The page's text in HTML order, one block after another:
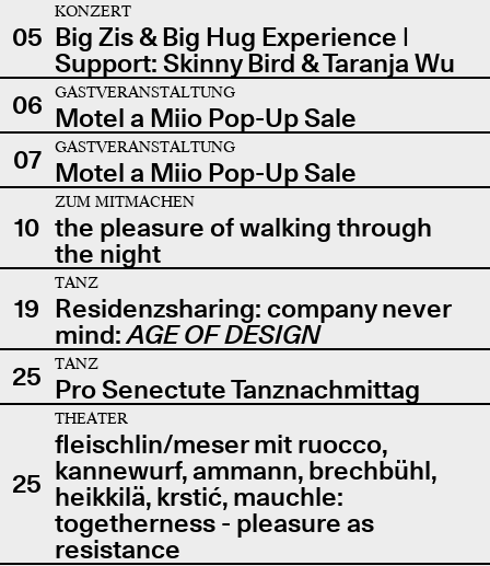
05
KONZERT
Big Zis & Big Hug Experience |
Support: Skinny Bird & Taranja Wu
06
GASTVERANSTALTUNG
Motel a Miio Pop-Up Sale
07
GASTVERANSTALTUNG
Motel a Miio Pop-Up Sale
10
ZUM MITMACHEN
the pleasure of walking through
the night
19
TANZ
Residenzsharing: company never
mind:AGE OF DESIGN
25
TANZ
Pro Senectute Tanznachmittag
25
THEATER
fleischlin/meser mit ruocco,
kannewurf, ammann, brechbühl,
heikkilä, krstić, mauchle:
togetherness - pleasure as
resistance